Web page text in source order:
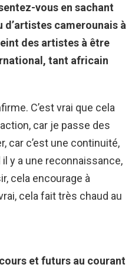
vous en sachant
d’artistes camerounais à
des artistes à être
tant africain
C’est vrai que cela
car je passe des
car c’est une continuité,
y a une reconnaissance,
cela encourage à
cela fait très chaud au
et futurs au courant